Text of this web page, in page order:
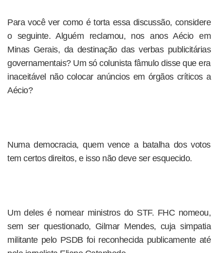
Para você ver como é torta essa discussão, considere
o seguinte. Alguém reclamou, nos anos Aécio em
Minas Gerais, da destinação das verbas publicitárias
governamentais? Um só colunista fâmulo disse que era
inaceitável não colocar anúncios em órgãos críticos a
Aécio?
Numa democracia, quem vence a batalha dos votos
tem certos direitos, e isso não deve ser esquecido.
Um deles é nomear ministros do STF. FHC nomeou,
sem ser questionado, Gilmar Mendes, cuja simpatia
militante pelo PSDB foi reconhecida publicamente até